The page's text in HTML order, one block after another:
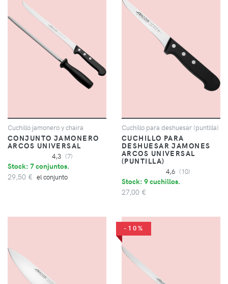
Cuchillo jamonero y chaira
CONJUNTO JAMONERO
ARCOS UNIVERSAL
4,3 (7)
Stock: 7 conjuntos.
29,50 € el conjunto
Cuchillo para deshuesar (puntilla)
CUCHILLO PARA
DESHUESAR JAMONES
ARCOS UNIVERSAL
(PUNTILLA)
4,6 (10)
Stock: 9 cuchillos.
27,00 €
-10%